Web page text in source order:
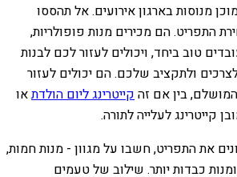
מנוסות בארגון אירועים. אל תהססו
התפריט. הם מכירים מנות פופולריות,
טוב ביחד, ויכולים לעזור לכם לבנות
ולתקציב שלכם. הם יכולים לעזור
בין אם זה קייטרינג ליום הולדתאו
קייטרינג לעלייה לתורה.
את התפריט, חשבו על מגוון - מנות חמות,
כבדות יותר. שילוב של טעמים